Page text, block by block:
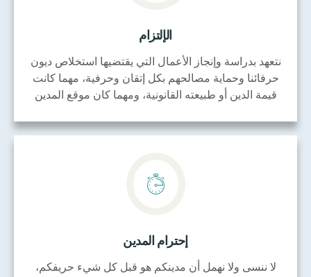
الإلتزام
نتعهد بدراسة وإنجاز الأعمال التي يقتضيها استخلاص ديون
حرفائنا وحماية مصالحهم بكل إتقان وحرفية، مهما كانت
قيمة الدين أو طبيعته القانونية، ومهما كان موقع المدين
إحترام المدين
لا ننسى ولا نهمل أن مدينكم هو قبل كل شيء حريفكم،